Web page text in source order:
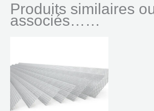
Produits similaires
associés……